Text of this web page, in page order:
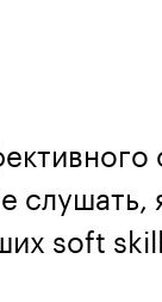
soft